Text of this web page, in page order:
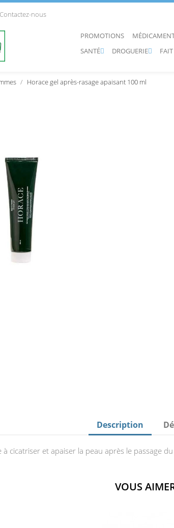
Contactez-nous
PROMOTIONS

SANTÉ 
DROGUERIE
Horace gel après-rasage apaisant 100 ml
Description
à cicatriser et apaiser la peau après le passage
VOUS